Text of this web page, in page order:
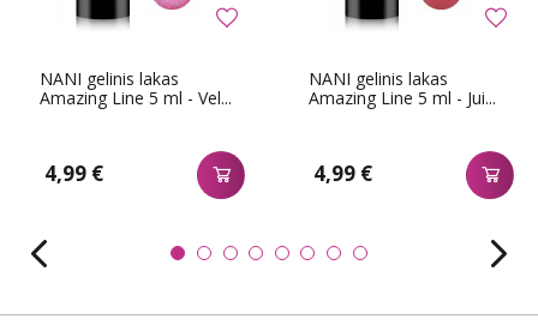
NANI gelinis lakas
Amazing Line 5 ml - Vel...
4,99 €
NANI gelinis lakas
Amazing Line 5 ml - Jui...
4,99 €